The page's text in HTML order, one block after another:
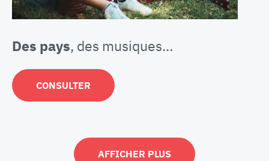
Des pays, des musiques…
CONSULTER
AFFICHER PLUS